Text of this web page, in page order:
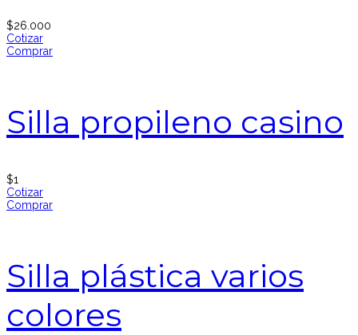
$26.000
Cotizar
Comprar
Silla propileno casino
$1
Cotizar
Comprar
Silla plástica varios
colores